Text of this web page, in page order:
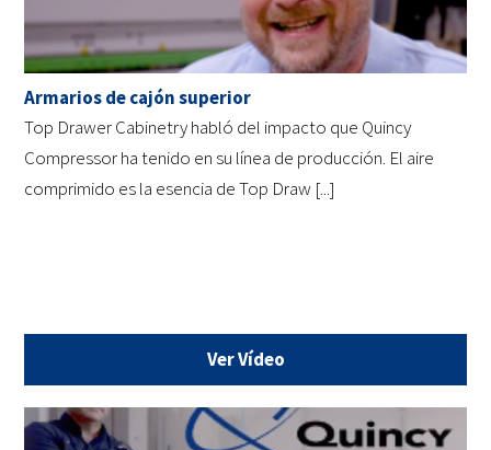
Armarios de cajón superior
Top Drawer Cabinetry habló del impacto que Quincy
Compressor ha tenido en su línea de producción. El aire
comprimido es la esencia de Top Draw [...]
Ver Vídeo